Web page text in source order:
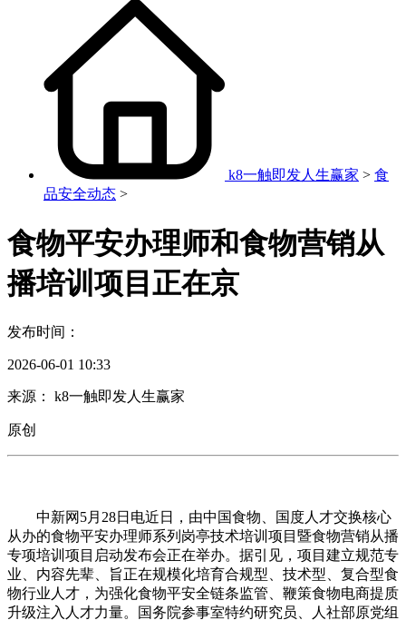
k8一触即发人生赢家 > 食
品安全动态 >
食物平安办理师和食物营销从
播培训项目正在京
发布时间：
2026-06-01 10:33
来源： k8一触即发人生赢家
原创
中新网5月28日电近日，由中国食物、国度人才交换核心
从办的食物平安办理师系列岗亭技术培训项目暨食物营销从播
专项培训项目启动发布会正在举办。据引见，项目建立规范专
业、内容先辈、旨正在规模化培育合规型、技术型、复合型食
物行业人才，为强化食物平安全链条监管、鞭策食物电商提质
升级注入人才力量。国务院参事室特约研究员、人社部原党组